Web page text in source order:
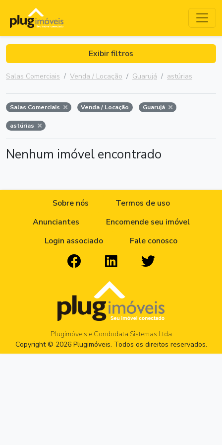
Exibir filtros
Salas Comerciais Venda / Locação Guarujá astúrias
Salas Comerciais Venda / Locação Guarujá
astúrias
Nenhum imóvel encontrado
Sobre nós
Termos de uso
Anunciantes
Encomende seu imóvel
Login associado
Fale conosco
Plugimóveis e Condodata Sistemas Ltda
Copyright © 2026 Plugimóveis. Todos os direitos reservados.